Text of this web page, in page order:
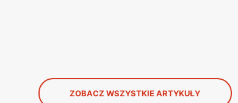
ZOBACZ WSZYSTKIE ARTYKUŁY